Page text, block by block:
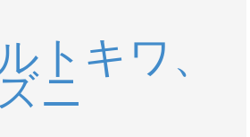
トキワ、
ニ